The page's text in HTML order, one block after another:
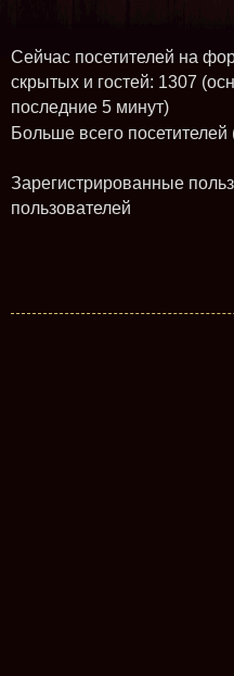
Сейчас посетителей на
скрытых и гостей: 1307
последние 5 минут)
Больше всего посетителей
Зарегистрированные
пользователей